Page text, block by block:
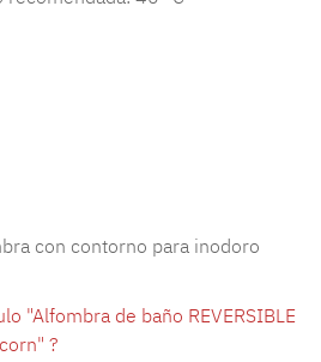
con contorno para inodoro
"Alfombra de baño REVERSIBLE
?